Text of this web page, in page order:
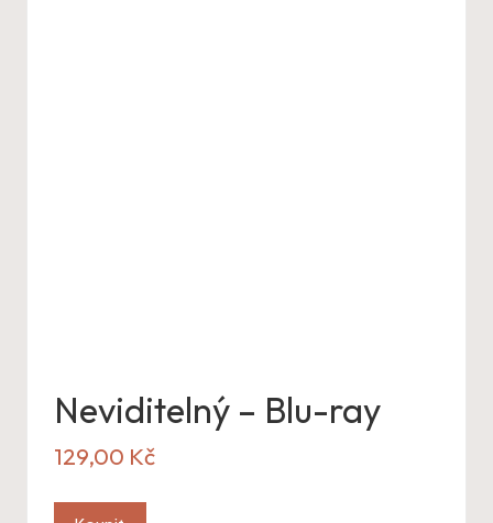
Neviditelný – Blu-ray
129,00 Kč